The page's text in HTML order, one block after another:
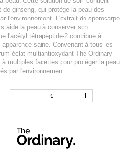
de ginseng, qui protège la peau des
l'environnement. L'extrait de sporocarpe
aide la peau à conserver son
l'acétyl tétrapeptide-2 contribue à
apparence saine. Convenant à tous les
éclat multiantioxydant The Ordinary
à multiples facettes pour protéger la peau
par l'environnement.